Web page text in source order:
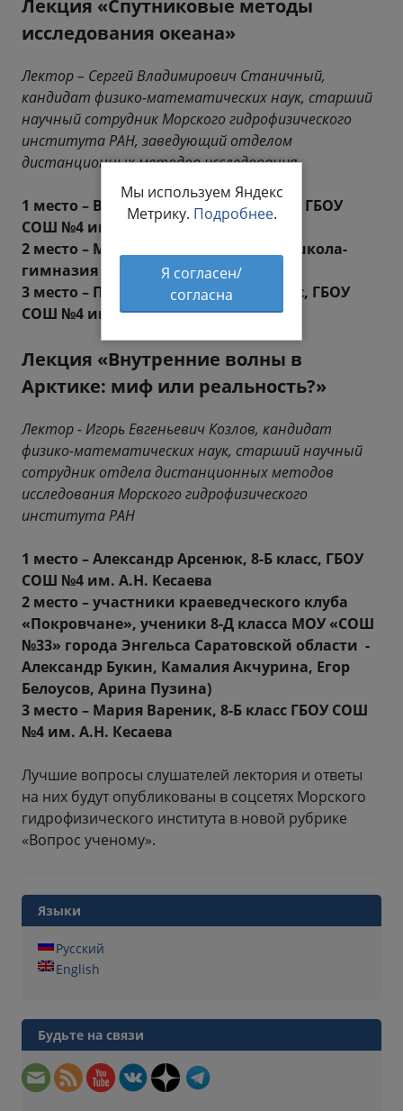
Лекция «Спутниковые методы
исследования океана»
Лектор – Сергей Владимирович Станичный,
кандидат физико-математических наук, старший
научный сотрудник Морского гидрофизического
института РАН, заведующий отделом
дистанционных методов исследования
1 место – Валерия Морланг, 8-Б класс ГБОУ
СОШ №4 имени А.Н. Кесаева
2 место – Максим Дидур , 8-Г класс, школа-
гимназия №8 им. Н.Т. Хрусталева
3 место – Полина Корякина, 8-Б класс, ГБОУ
СОШ №4 имени А.Н. Кесаева
Лекция «Внутренние волны в
Арктике: миф или реальность?»
Лектор - Игорь Евгеньевич Козлов, кандидат
физико-математических наук, старший научный
сотрудник отдела дистанционных методов
исследования Морского гидрофизического
института РАН
1 место – Александр Арсенюк, 8-Б класс, ГБОУ
СОШ №4 им. А.Н. Кесаева
2 место – участники краеведческого клуба
«Покровчане», ученики 8-Д класса МОУ «СОШ
№33» города Энгельса Саратовской области -
Александр Букин, Камалия Акчурина, Егор
Белоусов, Арина Пузина)
3 место – Мария Вареник, 8-Б класс ГБОУ СОШ
№4 им. А.Н. Кесаева
Лучшие вопросы слушателей лектория и ответы
на них будут опубликованы в соцсетях Морского
гидрофизического института в новой рубрике
«Вопрос ученому».
Языки
Русский
English
Будьте на связи
Мы используем Яндекс
Метрику. Подробнее.
Я согласен/
согласна